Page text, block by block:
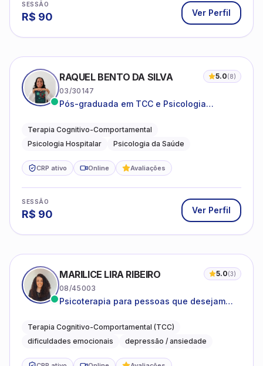
SESSÃO
R$ 90 Ver Perfil
RAQUEL BENTO DA SILVA 5.0(8)
03/30147
Pós-graduada em TCC e Psicologia
Terapia Cognitivo-Comportamental
Psicologia Hospitalar
Psicologia da Saúde
CRP ativo Online Avaliações
SESSÃO
R$ 90 Ver Perfil
MARILICE LIRA RIBEIRO 5.0(3)
08/45003
Psicoterapia para pessoas que desejam
dificuldades do dia a dia
Terapia Cognitivo-Comportamental (TCC)
dificuldades emocionais
depressão / ansiedade